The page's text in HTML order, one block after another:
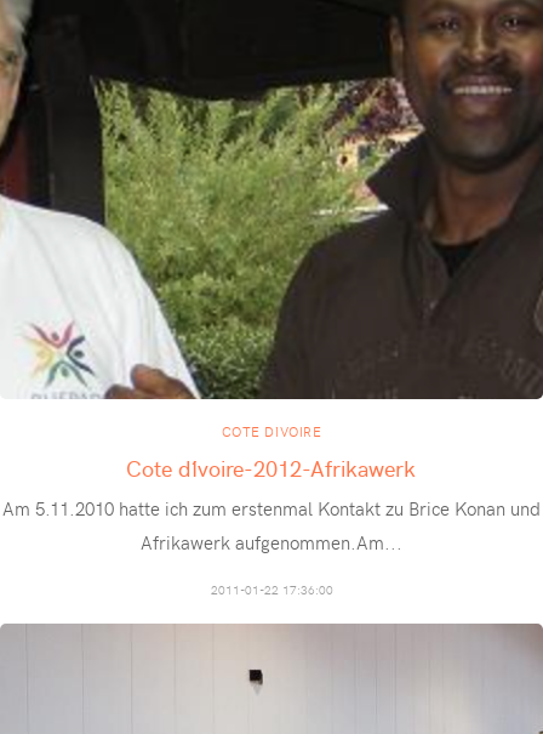
COTE D´IVOIRE
Cote d´Ivoire-2012-Afrikawerk
Am 5.11.2010 hatte ich zum erstenmal Kontakt zu Brice Konan und
Afrikawerk aufgenommen.Am...
2011-01-22 17:36:00